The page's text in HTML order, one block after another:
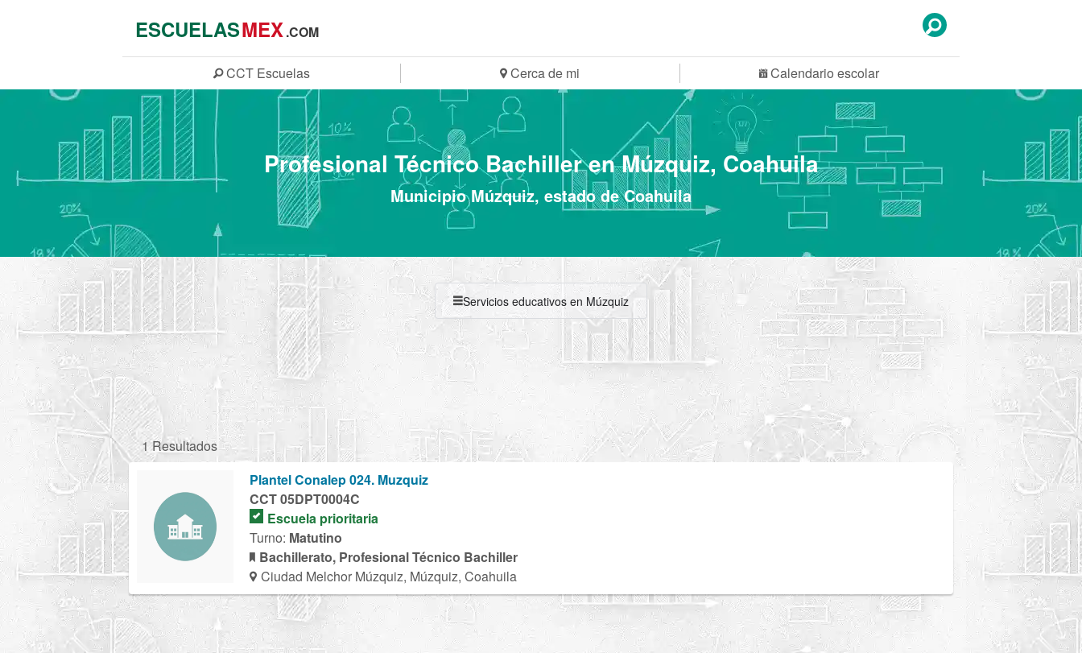
ESCUELASMEX.COM
CCT Escuelas Cerca de mi Calendario escolar
Profesional Técnico Bachiller en Múzquiz, Coahuila
Municipio Múzquiz, estado de Coahuila
Servicios educativos en Múzquiz
1 Resultados
Plantel Conalep 024. Muzquiz
CCT 05DPT0004C
Escuela prioritaria
Turno: Matutino
Bachillerato, Profesional Técnico Bachiller
Ciudad Melchor Múzquiz, Múzquiz, Coahuila